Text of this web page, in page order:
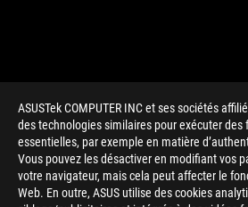
ASUSTek COMPUTER INC et ses sociétés
des technologies similaires pour exécuter des
essentielles, par exemple en matière
Vous pouvez les désactiver en modifiant vos
votre navigateur, mais cela peut affecter le
Web. En outre, ASUS utilise des cookies